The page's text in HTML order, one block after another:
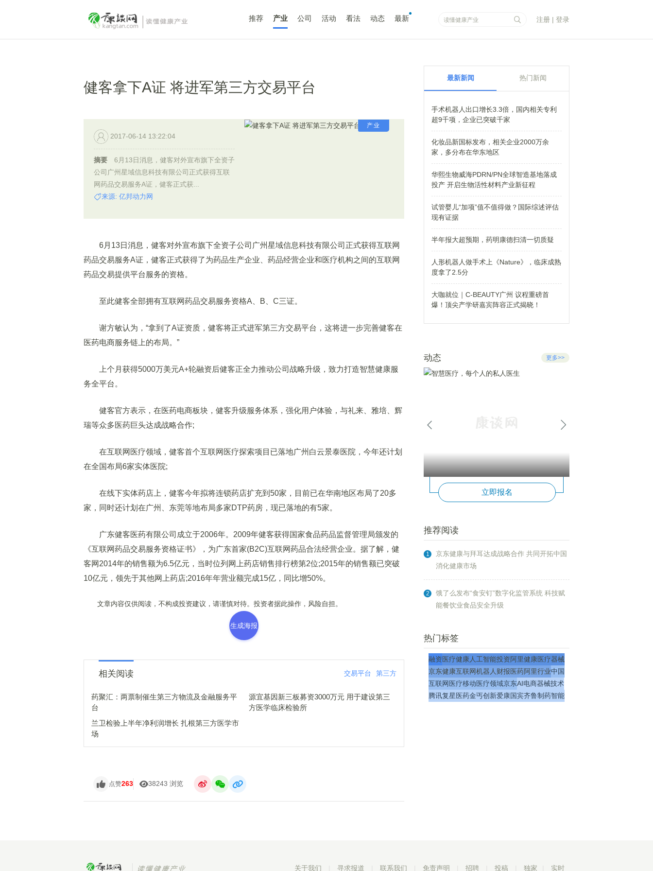
推荐 产业 公司 活动 看法 动态 最新 注册 | 登录
健客拿下A证 将进军第三方交易平台
产业
2017-06-14 13:22:04
摘要
6月13日消息，健客对外宣布旗下全资子
公司广州星域信息科技有限公司正式获得互联
网药品交易服务A证，健客正式获...
来源: 亿邦动力网
6月13日消息，健客对外宣布旗下全资子公司广州星域信息科技有限公司正式获得互联网
药品交易服务A证，健客正式获得了为药品生产企业、药品经营企业和医疗机构之间的互联网
药品交易提供平台服务的资格。
至此健客全部拥有互联网药品交易服务资格A、B、C三证。
谢方敏认为，“拿到了A证资质，健客将正式进军第三方交易平台，这将进一步完善健客在
医药电商服务链上的布局。”
上个月获得5000万美元A+轮融资后健客正全力推动公司战略升级，致力打造智慧健康服
务全平台。
健客官方表示，在医药电商板块，健客升级服务体系，强化用户体验，与礼来、雅培、辉
瑞等众多医药巨头达成战略合作;
在互联网医疗领域，健客首个互联网医疗探索项目已落地广州白云景泰医院，今年还计划
在全国布局6家实体医院;
在线下实体药店上，健客今年拟将连锁药店扩充到50家，目前已在华南地区布局了20多
家，同时还计划在广州、东莞等地布局多家DTP药房，现已落地的有5家。
广东健客医药有限公司成立于2006年。2009年健客获得国家食品药品监督管理局颁发的
《互联网药品交易服务资格证书》，为广东首家(B2C)互联网药品合法经营企业。据了解，健
客网2014年的销售额为6.5亿元，当时位列网上药店销售排行榜第2位;2015年的销售额已突破
10亿元，领先于其他网上药店;2016年年营业额完成15亿，同比增50%。
文章内容仅供阅读，不构成投资建议，请谨慎对待。投资者据此操作，风险自担。
生成海报
相关阅读 交易平台 第三方
药聚汇：两票制催生第三方物流及金融服务平
台
源宜基因新三板募资3000万元 用于建设第三
方医学临床检验所
兰卫检验上半年净利润增长 扎根第三方医学市
场
点赞263 38243 浏览
最新新闻 热门新闻
手术机器人出口增长3.3倍，国内相关专利
超9千项，企业已突破千家
化妆品新国标发布，相关企业2000万余
家，多分布在华东地区
华熙生物威海PDRN/PN全球智造基地落成
投产 开启生物活性材料产业新征程
试管婴儿“加项”值不值得做？国际综述评估
现有证据
半年报大超预期，药明康德扫清一切质疑
人形机器人做手术上《Nature》，临床成熟
度拿了2.5分
大咖就位｜C-BEAUTY广州 议程重磅首
爆！顶尖产学研嘉宾阵容正式揭晓！
动态 更多>>
立即报名
推荐阅读
1
京东健康与拜耳达成战略合作 共同开拓中国
消化健康市场
2
饿了么发布“食安钉”数字化监管系统 科技赋
能餐饮业食品安全升级
热门标签
融资医疗健康人工智能投资阿里健康医疗器械
京东健康互联网机器人 财报医药阿里行业中国
互联网医疗移动医疗领域京东AI电商器械技术
腾讯复星医药金丐创新爱康国宾齐鲁制药智能
关于我们 寻求报道 联系我们 免责声明 招聘 投稿 独家 实时